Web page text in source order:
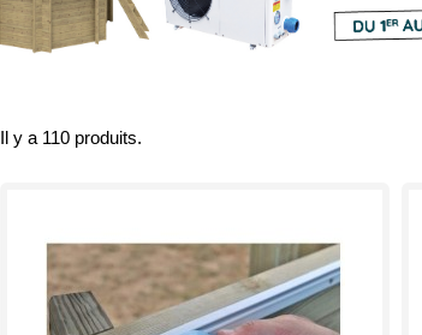
Il y a 110 produits.